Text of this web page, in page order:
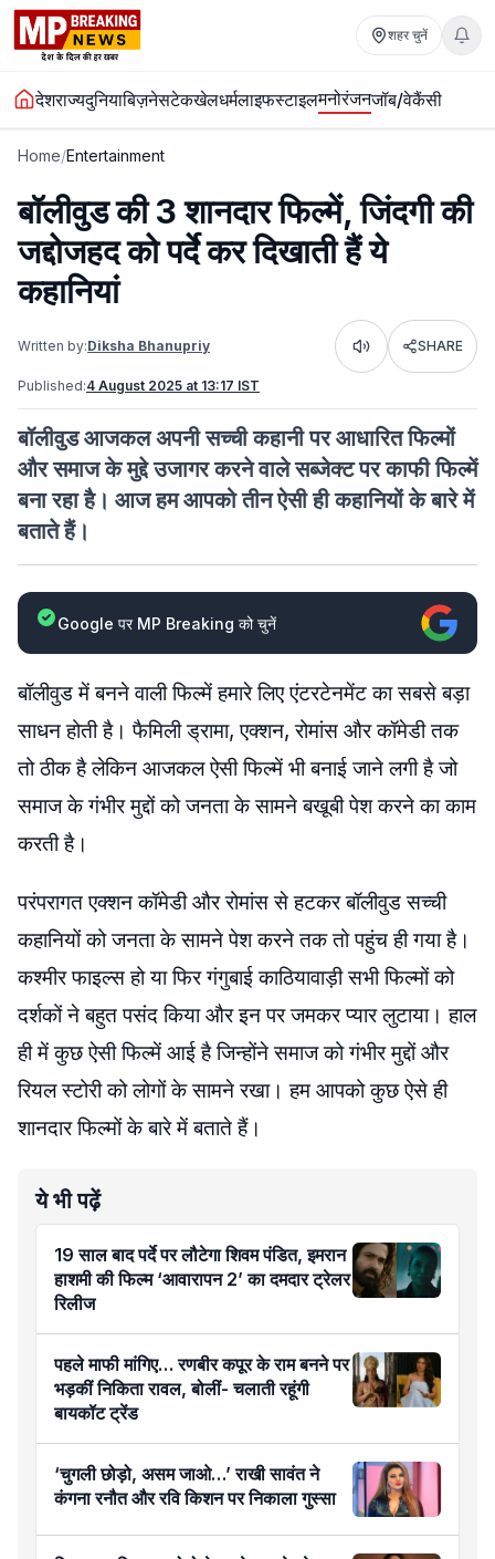
शहर चुनें
देशराज्यदुनियाबिज़नेसटेकखेलधर्मलाइफस्टाइलमनोरंजनजॉब/वेकैंसी
Home/Entertainment
बॉलीवुड की 3 शानदार फिल्में, जिंदगी की
जद्दोजहद को पर्दे कर दिखाती हैं ये
कहानियां
Written by:Diksha Bhanupriy Listen SHARE
Published:4 August 2025 at 13:17 IST
बॉलीवुड आजकल अपनी सच्ची कहानी पर आधारित फिल्मों
और समाज के मुद्दे उजागर करने वाले सब्जेक्ट पर काफी फिल्में
बना रहा है। आज हम आपको तीन ऐसी ही कहानियों के बारे में
बताते हैं।
Google पर MP Breaking को चुनें
बॉलीवुड में बनने वाली फिल्में हमारे लिए एंटरटेनमेंट का सबसे बड़ा
साधन होती है। फैमिली ड्रामा, एक्शन, रोमांस और कॉमेडी तक
तो ठीक है लेकिन आजकल ऐसी फिल्में भी बनाई जाने लगी है जो
समाज के गंभीर मुद्दों को जनता के सामने बखूबी पेश करने का काम
करती है।
परंपरागत एक्शन कॉमेडी और रोमांस से हटकर बॉलीवुड सच्ची
कहानियों को जनता के सामने पेश करने तक तो पहुंच ही गया है।
कश्मीर फाइल्स हो या फिर गंगुबाई काठियावाड़ी सभी फिल्मों को
दर्शकों ने बहुत पसंद किया और इन पर जमकर प्यार लुटाया। हाल
ही में कुछ ऐसी फिल्में आई है जिन्होंने समाज को गंभीर मुद्दों और
रियल स्टोरी को लोगों के सामने रखा। हम आपको कुछ ऐसे ही
शानदार फिल्मों के बारे में बताते हैं।
ये भी पढ़ें
19 साल बाद पर्दे पर लौटेगा शिवम पंडित, इमरान
हाशमी की फिल्म ‘आवारापन 2’ का दमदार ट्रेलर
रिलीज
पहले माफी मांगिए… रणबीर कपूर के राम बनने पर
भड़कीं निकिता रावल, बोलीं- चलाती रहूंगी
बायकॉट ट्रेंड
‘चुगली छोड़ो, असम जाओ…’ राखी सावंत ने
कंगना रनौत और रवि किशन पर निकाला गुस्सा